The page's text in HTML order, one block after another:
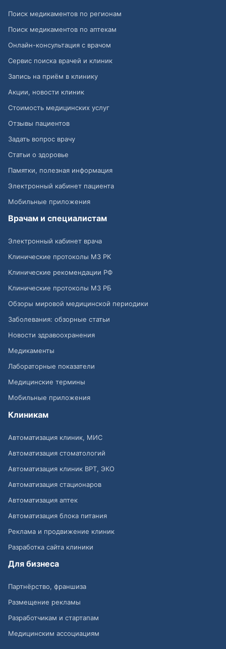
Поиск медикаментов по регионам
Поиск медикаментов по аптекам
Онлайн-консультация с врачом
Сервис поиска врачей и клиник
Запись на приём в клинику
Акции, новости клиник
Стоимость медицинских услуг
Отзывы пациентов
Задать вопрос врачу
Статьи о здоровье
Памятки, полезная информация
Электронный кабинет пациента
Мобильные приложения
Врачам и специалистам
Электронный кабинет врача
Клинические протоколы МЗ РК
Клинические рекомендации РФ
Клинические протоколы МЗ РБ
Обзоры мировой медицинской периодики
Заболевания: обзорные статьи
Новости здравоохранения
Медикаменты
Лабораторные показатели
Медицинские термины
Мобильные приложения
Клиникам
Автоматизация клиник, МИС
Автоматизация стоматологий
Автоматизация клиник ВРТ, ЭКО
Автоматизация стационаров
Автоматизация аптек
Автоматизация блока питания
Реклама и продвижение клиник
Разработка сайта клиники
Для бизнеса
Партнёрство, франшиза
Размещение рекламы
Разработчикам и стартапам
Медицинским ассоциациям